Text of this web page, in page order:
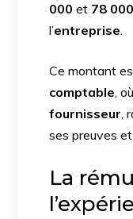
000 et 78
l’entreprise.
Ce montant
comptable,
fournisseur,
ses preuves et
La